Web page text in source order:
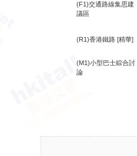
(F1)交通路線集思建
議區
(R1)香港鐵路 [精華]
(M1)小型巴士綜合討
論